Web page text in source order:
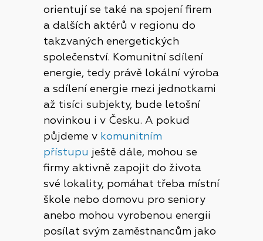
orientují se také na spojení firem
a dalších aktérů v regionu do
takzvaných energetických
společenství. Komunitní sdílení
energie, tedy právě lokální výroba
a sdílení energie mezi jednotkami
až tisíci subjekty, bude letošní
novinkou i v Česku. A pokud
půjdeme v komunitním
přístupu ještě dále, mohou se
firmy aktivně zapojit do života
své lokality, pomáhat třeba místní
škole nebo domovu pro seniory
anebo mohou vyrobenou energii
posílat svým zaměstnancům jako